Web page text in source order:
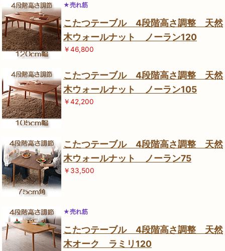
★売れ筋
こたつテーブル 4段階高さ調整 天然
木ウォールナット ノーラン120
￥46,800
こたつテーブル 4段階高さ調整 天然
木ウォールナット ノーラン105
￥42,200
こたつテーブル 4段階高さ調整 天然
木ウォールナット ノーラン75
￥33,500
★売れ筋
こたつテーブル 4段階高さ調整 天然
木オーク ラミリ120